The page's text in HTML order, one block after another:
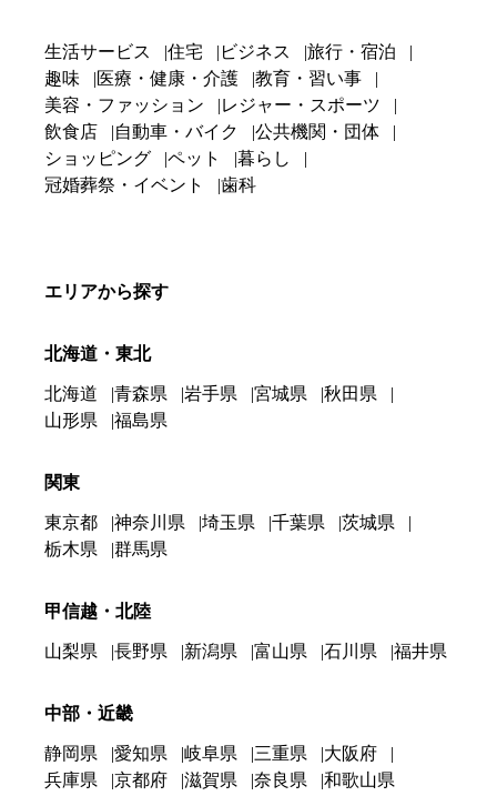
生活サービス 住宅 ビジネス
旅行・宿泊
趣味
医療・健康・介護
教育・習い事
美容・ファッション
レジャー・スポーツ
飲食店
自動車・バイク
公共機関・団体
ショッピング
ペット
暮らし
冠婚葬祭・イベント
歯科
エリアから探す
北海道・東北
北海道 青森県 岩手県 宮城県
秋田県
山形県
福島県
関東
東京都 神奈川県 埼玉県 千葉県
茨城県
栃木県
群馬県
甲信越・北陸
山梨県 長野県 新潟県 富山県 石川県 福井県
中部・近畿
静岡県 愛知県 岐阜県 三重県
大阪府
兵庫県
京都府 滋賀県 奈良県 和歌山県